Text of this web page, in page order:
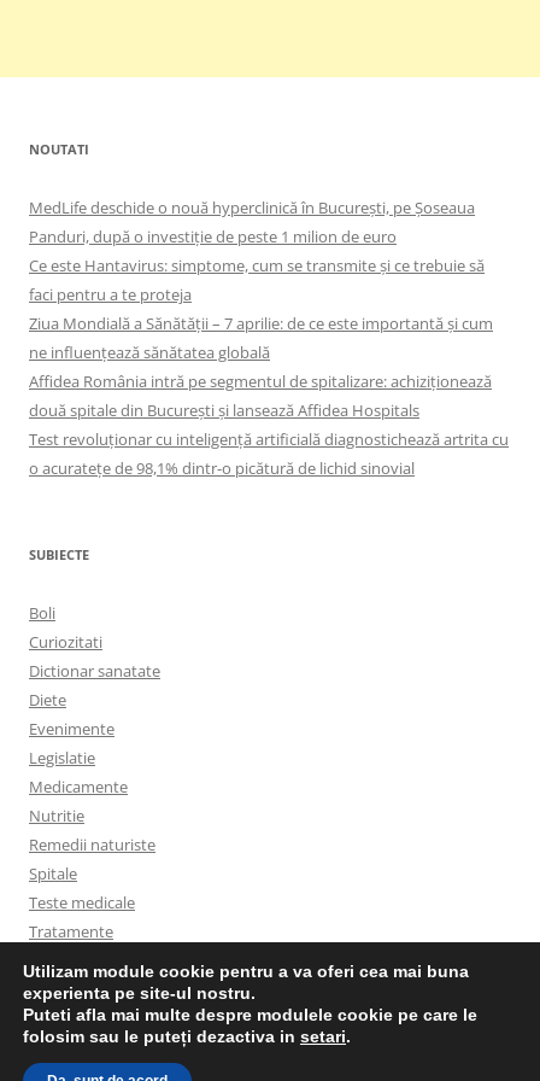
NOUTATI
MedLife deschide o nouă hyperclinică în București, pe Șoseaua
Panduri, după o investiție de peste 1 milion de euro
Ce este Hantavirus: simptome, cum se transmite și ce trebuie să
faci pentru a te proteja
Ziua Mondială a Sănătății – 7 aprilie: de ce este importantă și cum
ne influențează sănătatea globală
Affidea România intră pe segmentul de spitalizare: achiziționează
două spitale din București și lansează Affidea Hospitals
Test revoluționar cu inteligență artificială diagnostichează artrita cu
o acuratețe de 98,1% dintr-o picătură de lichid sinovial
SUBIECTE
Boli
Curiozitati
Dictionar sanatate
Diete
Evenimente
Legislatie
Medicamente
Nutritie
Remedii naturiste
Spitale
Teste medicale
Tratamente
Utilizam module cookie pentru a va oferi cea mai buna
experienta pe site-ul nostru.
Puteti afla mai multe despre modulele cookie pe care le
folosim sau le puteți dezactiva in setari.